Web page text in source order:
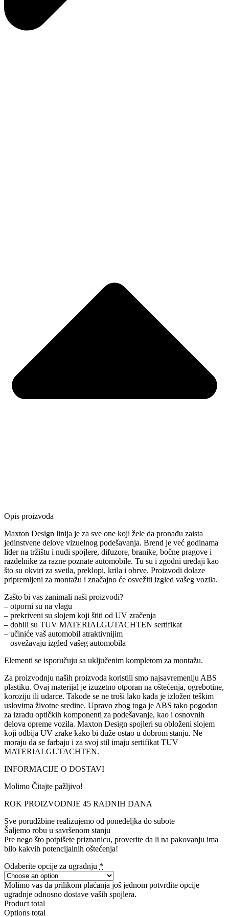
Opis proizvoda
Maxton Design linija je za sve one koji žele da pronađu zaista
jedinstvene delove vizuelnog podešavanja. Brend je već godinama
lider na tržištu i nudi spojlere, difuzore, branike, bočne pragove i
razdelnike za razne poznate automobile. Tu su i zgodni uređaji kao
što su okviri za svetla, preklopi, krila i obrve. Proizvodi dolaze
pripremljeni za montažu i značajno će osvežiti izgled vašeg vozila.
Zašto bi vas zanimali naši proizvodi?
– otporni su na vlagu
– prekriveni su slojem koji štiti od UV zračenja
– dobili su TUV MATERIALGUTACHTEN sertifikat
– učiniće vaš automobil atraktivnijim
– osvežavaju izgled vašeg automobila
Elementi se isporučuju sa uključenim kompletom za montažu.
Za proizvodnju naših proizvoda koristili smo najsavremeniju ABS
plastiku. Ovaj materijal je izuzetno otporan na oštećenja, ogrebotine,
koroziju ili udarce. Takođe se ne troši lako kada je izložen teškim
uslovima životne sredine. Upravo zbog toga je ABS tako pogodan
za izradu optičkih komponenti za podešavanje, kao i osnovnih
delova opreme vozila. Maxton Design spojleri su obloženi slojem
koji odbija UV zrake kako bi duže ostao u dobrom stanju. Ne
moraju da se farbaju i za svoj stil imaju sertifikat TUV
MATERIALGUTACHTEN.
INFORMACIJE O DOSTAVI
Molimo Čitajte pažljivo!
ROK PROIZVODNJE 45 RADNIH DANA
Sve porudžbine realizujemo od ponedeljka do subote
Šaljemo robu u savršenom stanju
Pre nego što potpišete priznanicu, proverite da li na pakovanju ima
bilo kakvih potencijalnih oštećenja!
Odaberite opcije za ugradnju *
Molimo vas da prilikom plaćanja još jednom potvrdite opcije
ugradnje odnosno dostave vaših spojlera.
Product total
Options total